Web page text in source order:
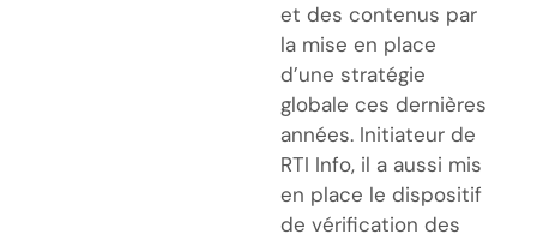
et des contenus par
la mise en place
d’une stratégie
globale ces dernières
années. Initiateur de
RTI Info, il a aussi mis
en place le dispositif
de vérification des